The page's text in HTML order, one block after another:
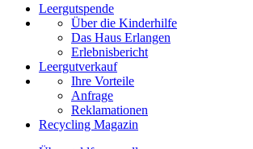
Leergutspende
Über die Kinderhilfe
Das Haus Erlangen
Erlebnisbericht
Leergutverkauf
Ihre Vorteile
Anfrage
Reklamationen
Recycling Magazin